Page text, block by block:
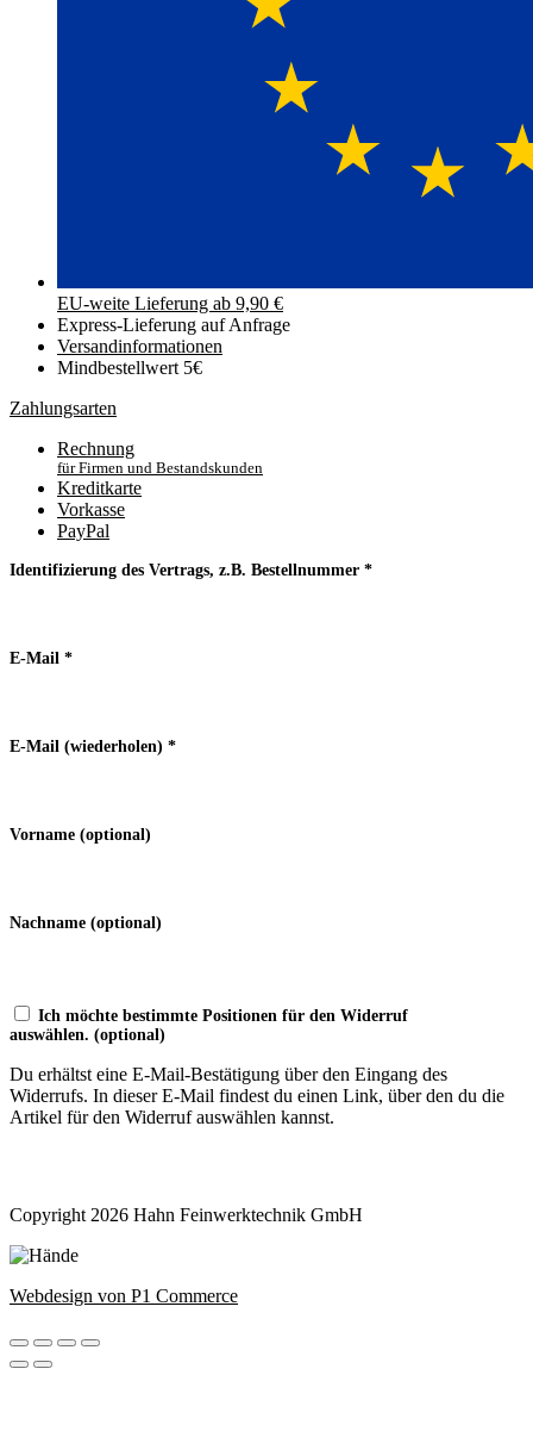
EU-weite Lieferung ab 9,90 €
Express-Lieferung auf Anfrage
Versand­informationen
Mindbestellwert 5€
Zahlungsarten
Rechnung
für Firmen und Bestandskunden
Kreditkarte
Vorkasse
PayPal
Identifizierung des Vertrags, z.B. Bestellnummer *
E-Mail *
E-Mail (wiederholen) *
Vorname (optional)
Nachname (optional)
Ich möchte bestimmte Positionen für den Widerruf
auswählen. (optional)
Du erhältst eine E-Mail-Bestätigung über den Eingang des
Widerrufs. In dieser E-Mail findest du einen Link, über den du die
Artikel für den Widerruf auswählen kannst.
Copyright 2026 Hahn Feinwerktechnik GmbH
Webdesign von P1 Commerce